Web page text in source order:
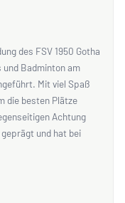
des FSV 1950 Gotha
Badminton am
Mit viel Spaß
die besten Plätze
Achtung
und hat bei